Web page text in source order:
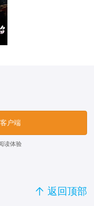
户端
读体验
 返回顶部